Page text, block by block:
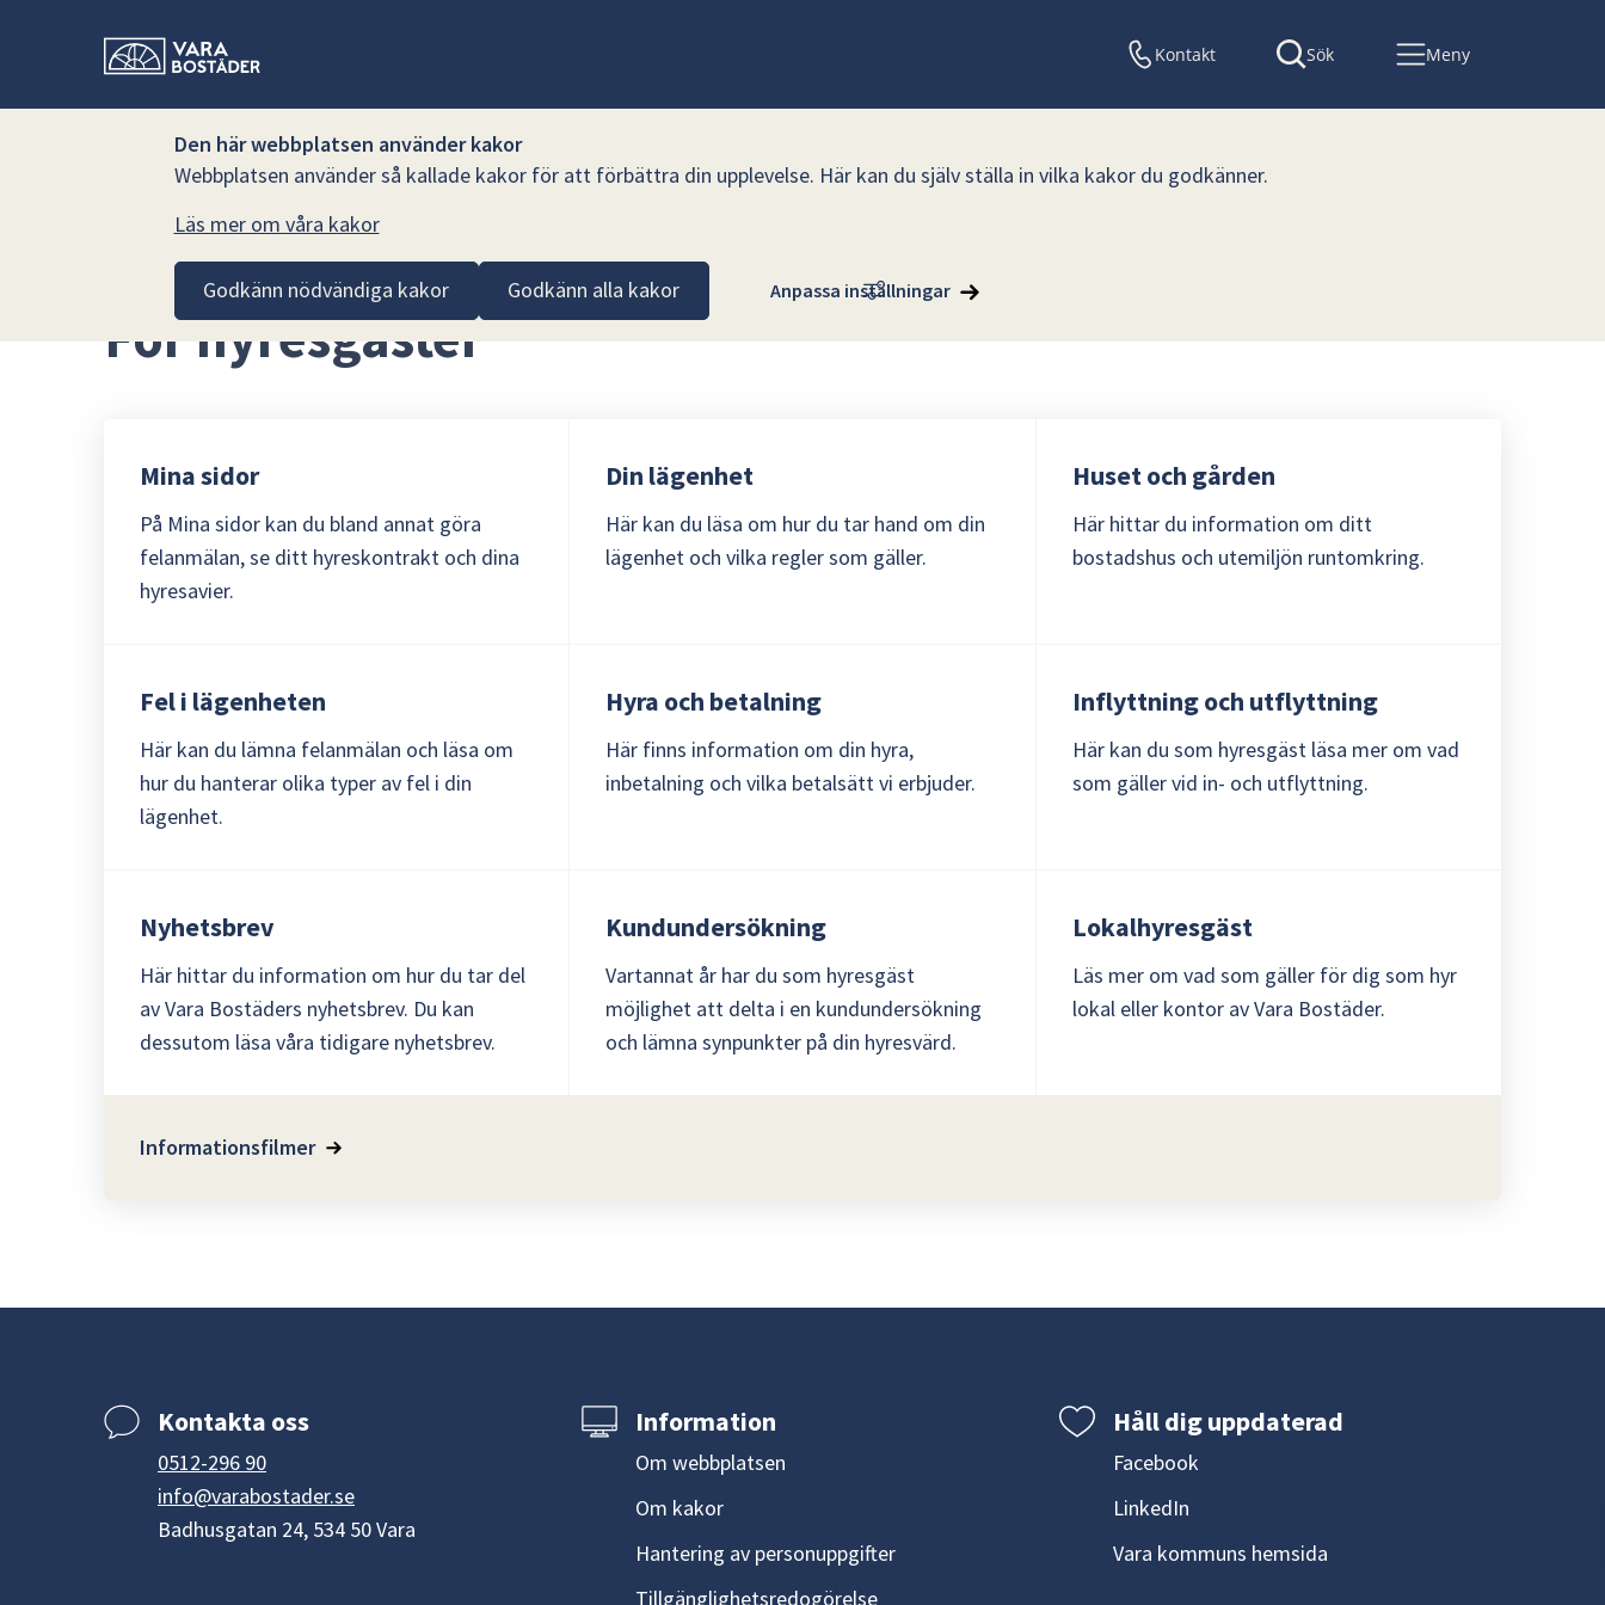
Den här webbplatsen använder kakor
Webbplatsen använder så kallade kakor för att förbättra din upplevelse. Här kan du själv ställa in vilka kakor du godkänner.
Läs mer om våra kakor
Godkänn nödvändiga kakor Godkänn alla kakor Anpassa inställningar
Kontakt Sök Meny
Vara Bostäder AB
För hyresgäster
Mina sidor
På Mina sidor kan du bland annat göra
felanmälan, se ditt hyreskontrakt och dina
hyresavier.
Din lägenhet
Här kan du läsa om hur du tar hand om din
lägenhet och vilka regler som gäller.
Huset och gården
Här hittar du information om ditt
bostadshus och utemiljön runtomkring.
Fel i lägenheten
Här kan du lämna felanmälan och läsa om
hur du hanterar olika typer av fel i din
lägenhet.
Hyra och betalning
Här finns information om din hyra,
inbetalning och vilka betalsätt vi erbjuder.
Inflyttning och utflyttning
Här kan du som hyresgäst läsa mer om vad
som gäller vid in- och utflyttning.
Nyhetsbrev
Här hittar du information om hur du tar del
av Vara Bostäders nyhetsbrev. Du kan
dessutom läsa våra tidigare nyhetsbrev.
Kundundersökning
Vartannat år har du som hyresgäst
möjlighet att delta i en kundundersökning
och lämna synpunkter på din hyresvärd.
Lokalhyresgäst
Läs mer om vad som gäller för dig som hyr
lokal eller kontor av Vara Bostäder.
Informationsfilmer
Kontakta oss
0512-296 90
info@varabostader.se
Badhusgatan 24, 534 50 Vara
Information
Om webbplatsen
Om kakor
Hantering av personuppgifter
Tillgänglighetsredogörelse
Håll dig uppdaterad
Facebook
LinkedIn
Vara kommuns hemsida